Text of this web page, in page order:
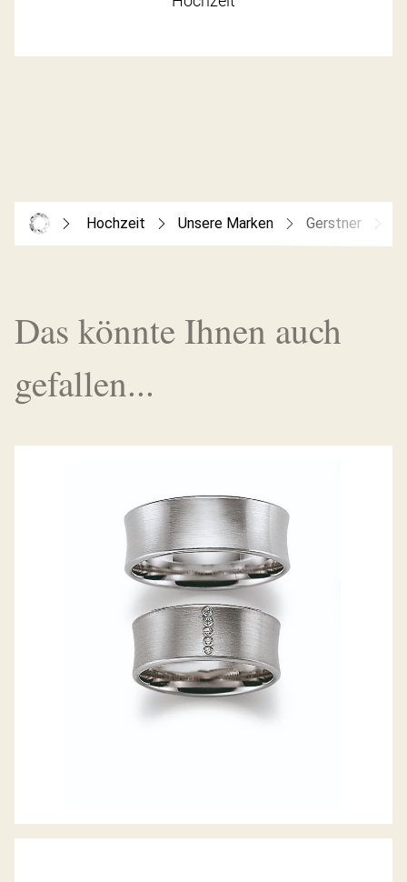
Hochzeit Unsere Marken Gerstner
Das könnte Ihnen auch
gefallen...
GERSTNER TRAURINGE